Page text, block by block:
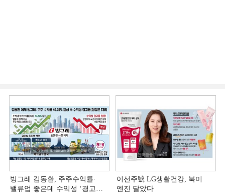
빙그레 김동환, 주주수익률·
밸류업 좋은데 수익성 ‘경고등ʼ
이선주號 LG생활건강, 북미
엔진 달았다